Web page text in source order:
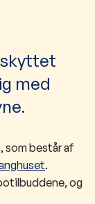
med
som består af
.
og